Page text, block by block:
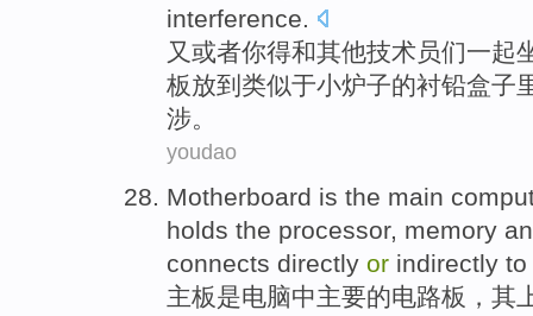
interference.
又 或者你得和其他技术员们一起
板放到 类似于小炉子的衬铅盒子
涉。
youdao
Motherboard is the main
holds the processor, memory
connects directly or indirectly to
主板是电脑中主要的电路板 ， 其